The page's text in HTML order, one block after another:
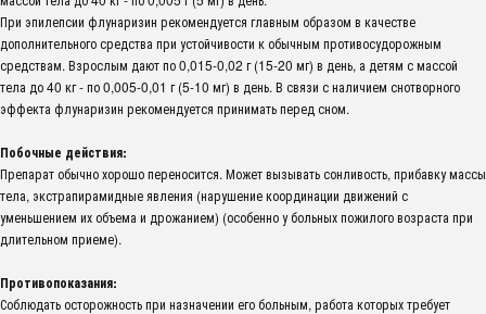
При эпилепсии флунаризин рекомендуется главным образом в качестве
дополнительного средства при устойчивости к обычным противосудорожным
средствам. Взрослым дают по 0,015-0,02 г (15-20 мг) в день, а детям с массой
тела до 40 кг - по 0,005-0,01 г (5-10 мг) в день. В связи с наличием снотворного
эффекта флунаризин рекомендуется принимать перед сном.
Побочные действия:
Препарат обычно хорошо переносится. Может вызывать сонливость, прибавку массы
тела, экстрапирамидные явления (нарушение координации движений с
уменьшением их объема и дрожанием) (особенно у больных пожилого возраста при
длительном приеме).
Противопоказания:
Соблюдать осторожность при назначении его больным, работа которых требует